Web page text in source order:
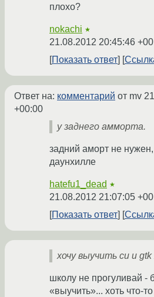
плохо?
nokachi ★
21.08.2012 20:45:46
Показать ответ
Ответ на: комментарий от mv
+00:00
у заднего амморта.
задний аморт не
даунхилле
hatefu1_dead ★
21.08.2012 21:07:05
Показать ответ
хочу выучить си и gtk
школу не прогуливай -
«выучить»... хоть что-то